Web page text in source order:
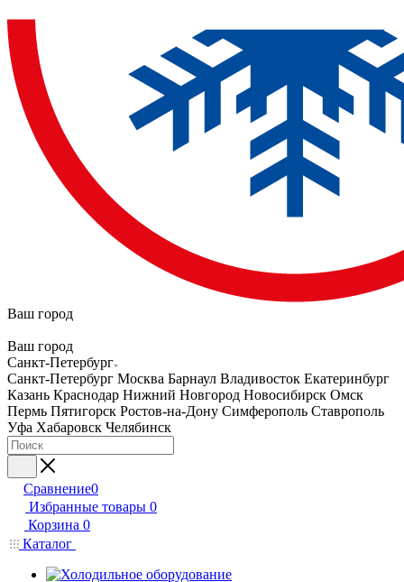
Ваш город
Ваш город
Санкт-Петербург
Санкт-Петербург Москва Барнаул Владивосток Екатеринбург
Казань Краснодар Нижний Новгород Новосибирск Омск
Пермь Пятигорск Ростов-на-Дону Симферополь Ставрополь
Уфа Хабаровск Челябинск
Сравнение0
Избранные товары 0
Корзина 0
Каталог